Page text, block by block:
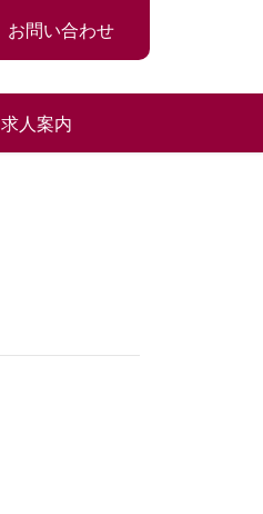
お問い合わせ
求人案内